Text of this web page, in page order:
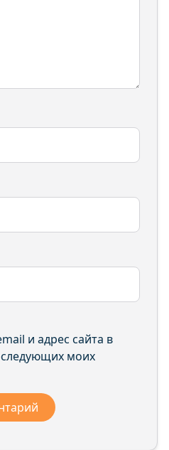
и адрес сайта в
моих